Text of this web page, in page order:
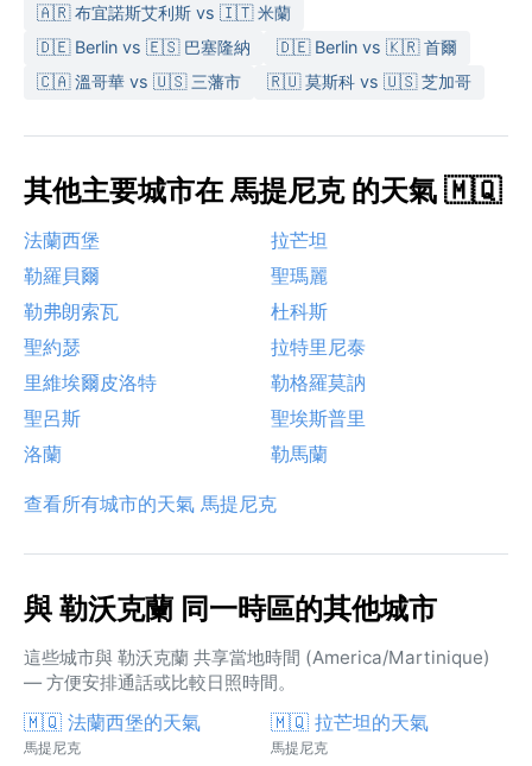
🇦🇷 布宜諾斯艾利斯 vs 🇮🇹 米蘭
🇩🇪 Berlin vs 🇪🇸 巴塞隆納
🇩🇪 Berlin vs 🇰🇷 首爾
🇨🇦 溫哥華 vs 🇺🇸 三藩市
🇷🇺 莫斯科 vs 🇺🇸 芝加哥
其他主要城市在 馬提尼克 的天氣 🇲🇶
法蘭西堡
拉芒坦
勒羅貝爾
聖瑪麗
勒弗朗索瓦
杜科斯
聖約瑟
拉特里尼泰
里維埃爾皮洛特
勒格羅莫訥
聖呂斯
聖埃斯普里
洛蘭
勒馬蘭
查看所有城市的天氣 馬提尼克
與 勒沃克蘭 同一時區的其他城市
這些城市與 勒沃克蘭 共享當地時間 (America/Martinique)
— 方便安排通話或比較日照時間。
🇲🇶 法蘭西堡的天氣
馬提尼克
🇲🇶 拉芒坦的天氣
馬提尼克